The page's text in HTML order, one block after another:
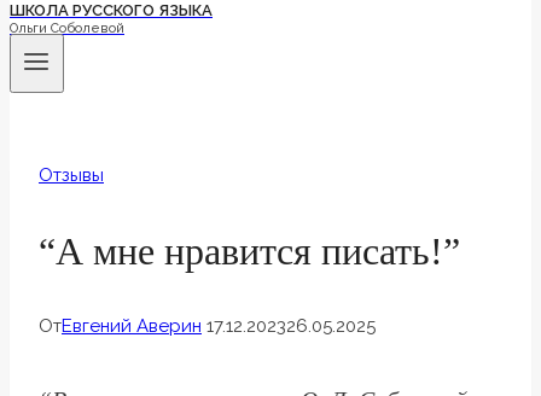
ШКОЛА РУССКОГО ЯЗЫКА
Ольги Соболевой
Отзывы
“А мне нравится писать!”
ОтЕвгений Аверин 17.12.202326.05.2025